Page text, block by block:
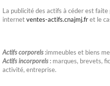
La publicité des actifs à céder est
internetventes-actifs.cnajmj.fret le
Actifs corporels:immeubles et biens
Actifs incorporels:marques, brevets,
activité, entreprise.